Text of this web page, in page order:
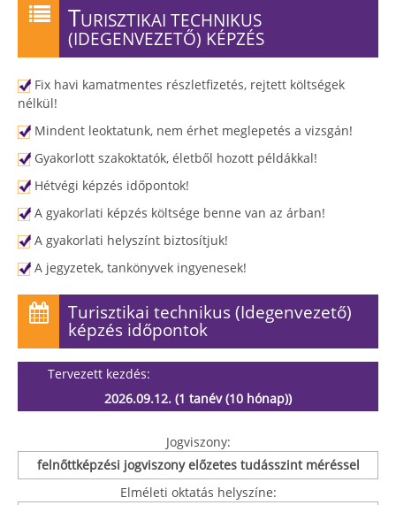
TURISZTIKAI TECHNIKUS
(IDEGENVEZETŐ) KÉPZÉS
Fix havi kamatmentes részletfizetés, rejtett költségek
nélkül!
Mindent leoktatunk, nem érhet meglepetés a vizsgán!
Gyakorlott szakoktatók, életből hozott példákkal!
Hétvégi képzés időpontok!
A gyakorlati képzés költsége benne van az árban!
A gyakorlati helyszínt biztosítjuk!
A jegyzetek, tankönyvek ingyenesek!
Turisztikai technikus (Idegenvezető)
képzés időpontok
Tervezett kezdés:
2026.09.12. (1 tanév (10 hónap))
Jogviszony:
felnőttképzési jogviszony előzetes tudásszint méréssel
Elméleti oktatás helyszíne: